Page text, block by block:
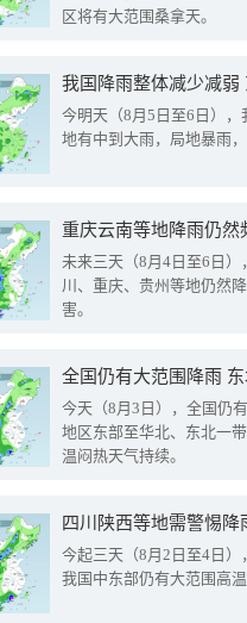
区将有大范围桑拿天。
我国降雨整体减少减弱
今明天（8月5日至6日）
地有中到大雨，局地暴雨
重庆云南等地降雨仍然
未来三天（8月4日至6日
川、重庆、贵州等地仍然
害。
全国仍有大范围降雨
今天（8月3日），全国仍
地区东部至华北、东北一
温闷热天气持续。
今起三天（8月2日至4日
我国中东部仍有大范围高